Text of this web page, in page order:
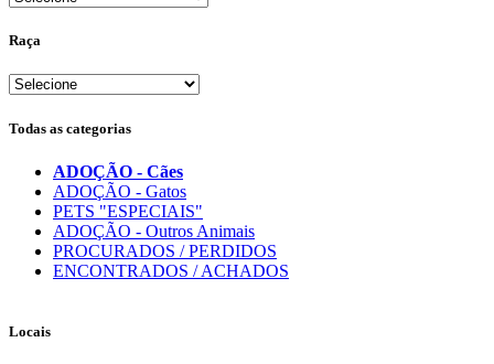
Raça
Todas as categorias
ADOÇÃO - Cães
ADOÇÃO - Gatos
PETS "ESPECIAIS"
ADOÇÃO - Outros Animais
PROCURADOS / PERDIDOS
ENCONTRADOS / ACHADOS
Locais